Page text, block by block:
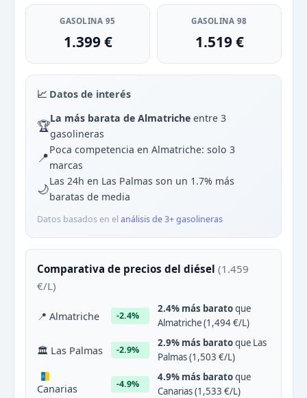
GASOLINA 95
1.399 €
GASOLINA 98
1.519 €
📈 Datos de interés
🏆La más barata de Almatriche entre 3
gasolineras
📍Poca competencia en Almatriche: solo 3
marcas
🌙Las 24h en Las Palmas son un 1.7% más
baratas de media
Datos basados en el análisis de 3+ gasolineras
Comparativa de precios del diésel (1.459
€/L)
📍 Almatriche -2.4%
2.4% más baratoque
Almatriche (1,494 €/L)
🏛 Las Palmas -2.9%
2.9% más baratoque Las
Palmas (1,503 €/L)
Canarias -4.9%
4.9% más baratoque
Canarias (1,533 €/L)